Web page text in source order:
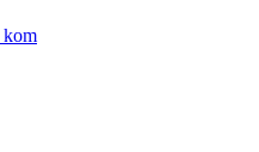
kom